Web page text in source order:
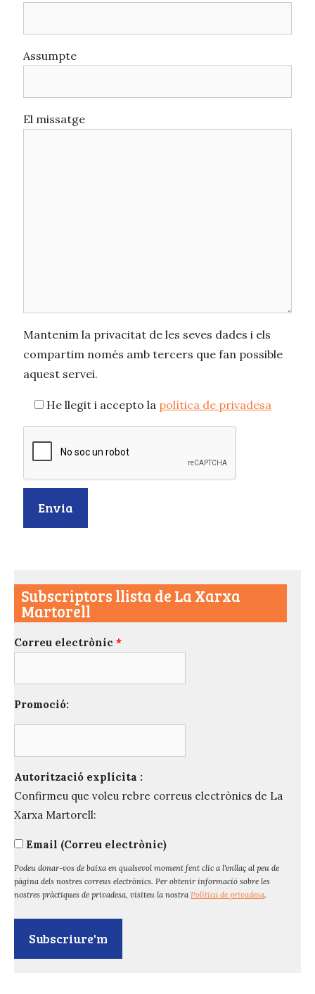
Assumpte
El missatge
Mantenim la privacitat de les seves dades i els
compartim només amb tercers que fan possible
aquest servei.
He llegit i accepto la política de privadesa
Subscriptors llista de La Xarxa
Martorell
Correu electrònic *
Promoció:
Autorització explícita :
Confirmeu que voleu rebre correus electrònics de La
Xarxa Martorell:
Email (Correu electrònic)
Podeu donar-vos de baixa en qualsevol moment fent clic a l'enllaç al peu de
pàgina dels nostres correus electrònics. Per obtenir informació sobre les
nostres pràctiques de privadesa, visiteu la nostra Política de privadesa.